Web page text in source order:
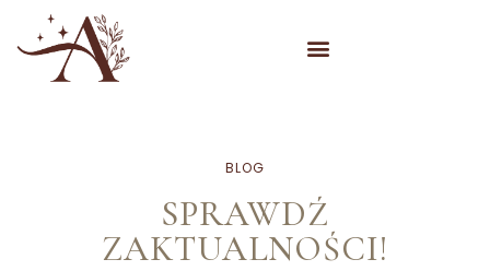
BLOG
SPRAWDŹ
ZAKTUALNOŚCI!